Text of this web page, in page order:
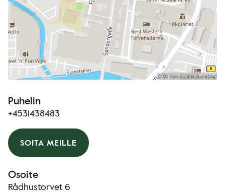
Puhelin
+4531438483
SOITA MEILLE
Osoite
Rådhustorvet 6